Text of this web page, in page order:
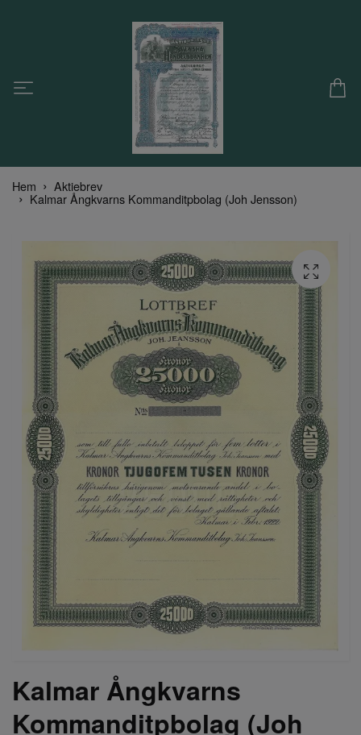
Hem Aktiebrev
Kalmar Ångkvarns Kommanditpbolag (Joh Jensson)
Kalmar Ångkvarns
Kommanditpbolag (Joh